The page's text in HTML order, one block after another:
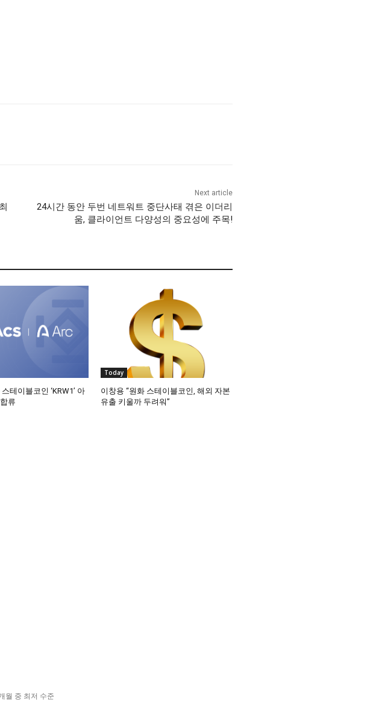
Next article
24시간 동안 두번 네트워트 중단사태 겪은 이더리
움, 클라이언트 다양성의 중요성에 주목!
테이블코인 ‘KRW1’ 아
류
Today
이창용 “원화 스테이블코인, 해외 자본
유출 키울까 두려워”